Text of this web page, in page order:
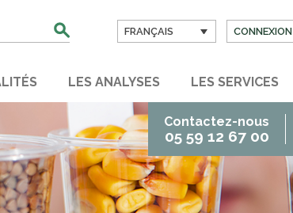
FRANÇAIS CONNEXION
LES ANALYSES LES SERVICES
Contactez-nous
05 59 12 67 00